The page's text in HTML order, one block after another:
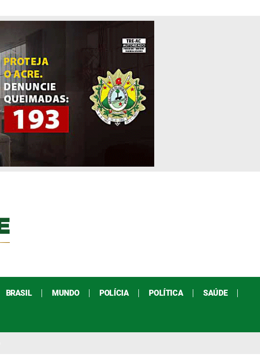
BRASIL MUNDO POLÍCIA POLÍTICA SAÚDE